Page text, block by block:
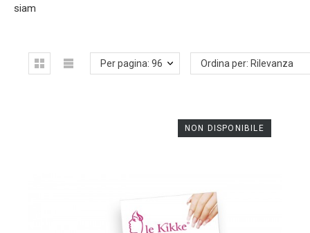
siam
Per pagina: 96 Ordina per: Rilevanza
NON DISPONIBILE